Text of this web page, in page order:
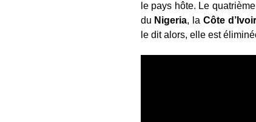
le pays hôte. Le
du Nigeria, la Côte
le dit alors, elle est